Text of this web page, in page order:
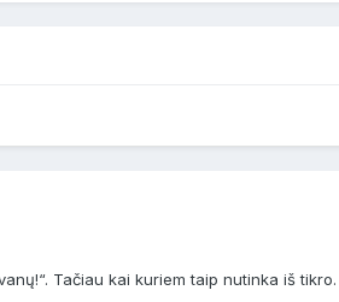
Tačiau kai kuriem taip nutinka iš